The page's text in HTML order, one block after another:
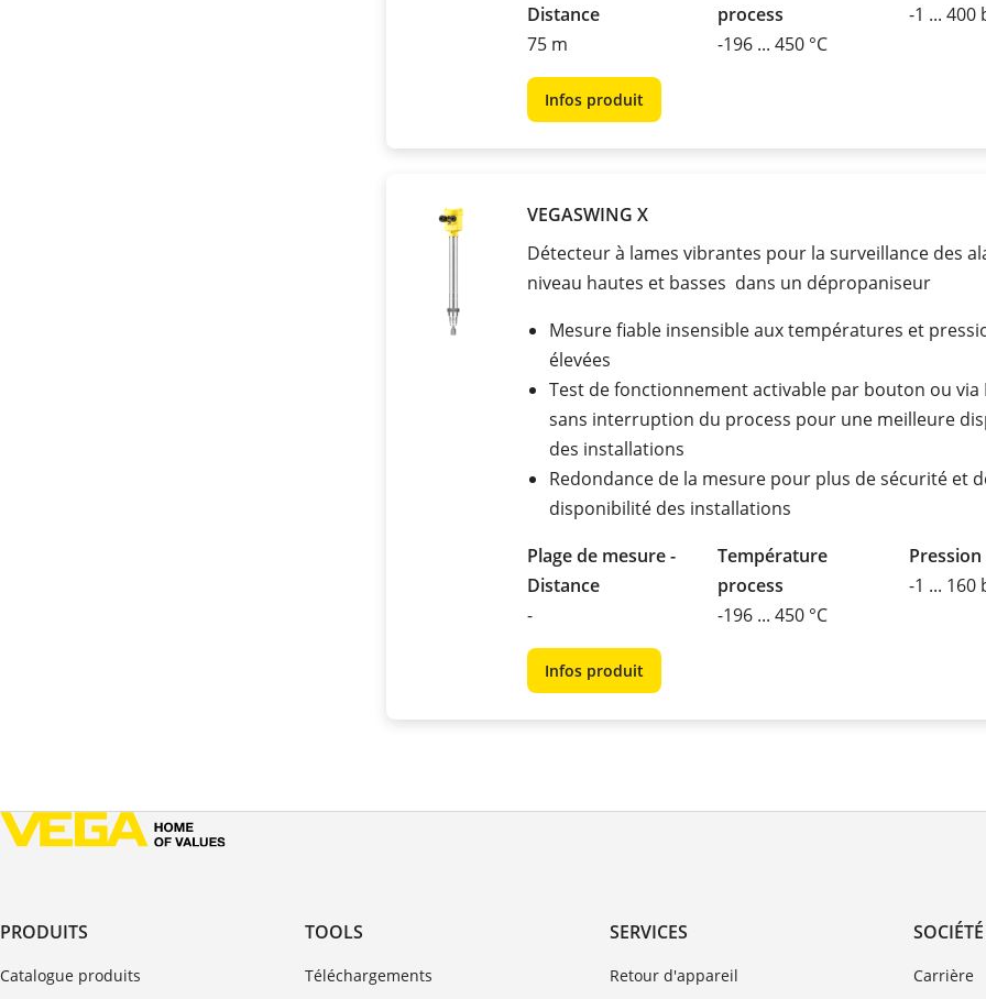
Distance
75 m
process
-196 ... 450 °C
-1 ... 400
Infos produit
VEGASWING X
Détecteur à lames vibrantes pour la surveillance des
niveau hautes et basses dans un dépropaniseur
Mesure fiable insensible aux températures et
élevées
Test de fonctionnement activable par bouton ou via
sans interruption du process pour une meilleure
des installations
Redondance de la mesure pour plus de sécurité et
disponibilité des installations
Plage de mesure -
Distance
-
Température
process
-196 ... 450 °C
-1 ... 160
Infos produit
PRODUITS
Catalogue produits
TOOLS
Téléchargements
SERVICES
Retour d'appareil
SOCIÉTÉ
Carrière